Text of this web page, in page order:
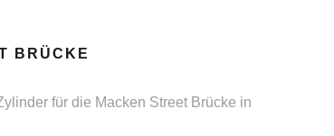
BRÜCKE
für die Macken Street Brücke in